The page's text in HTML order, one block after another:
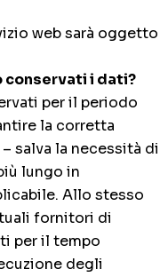
web sarà oggetto
conservati i dati?
per il periodo
la corretta
salva la necessità di
lungo in
Allo stesso
fornitori di
per il tempo
degli